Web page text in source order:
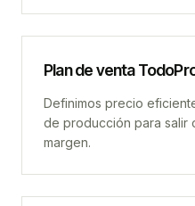
Plan de venta
Definimos precio
de producción para
margen.